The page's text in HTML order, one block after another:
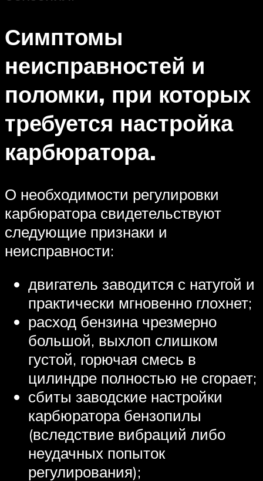
Симптомы
неисправностей и
поломки, при которых
требуется настройка
карбюратора.
О необходимости регулировки
карбюратора свидетельствуют
следующие признаки и
неисправности:
двигатель заводится с натугой и
практически мгновенно глохнет;
расход бензина чрезмерно
большой, выхлоп слишком
густой, горючая смесь в
цилиндре полностью не сгорает;
сбиты заводские настройки
карбюратора бензопилы
(вследствие вибраций либо
неудачных попыток
регулирования);